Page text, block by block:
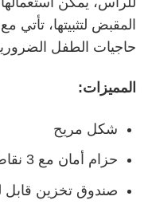
المقبض لتثبيتها،
حاجيات الطفل
المميزات:
شكل مريح
حزام أمان مع 3 نقاط إرفاق
صندوق تخزين قابل